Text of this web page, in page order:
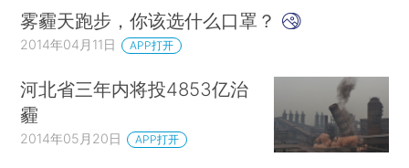
雾霾天跑步，你该选什么口罩？
2014年04月11日 APP打开
河北省三年内将投4853亿治
霾
2014年05月20日 APP打开